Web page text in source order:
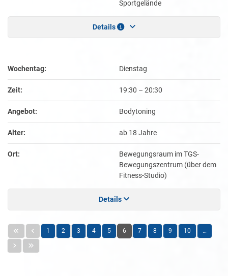
Sportgelände
Details
Wochentag: Dienstag
Zeit: 19:30 – 20:30
Angebot: Bodytoning
Alter: ab 18 Jahre
Ort:
Bewegungsraum im TGS-
Bewegungszentrum (über dem
Fitness-Studio)
Details
1 2 3 4 5 6 7 8 9 10 …